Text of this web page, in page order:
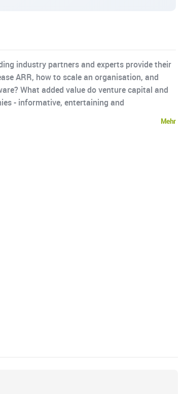
industry partners and experts provide their
ARR, how to scale an organisation, and
What added value do venture capital and
- informative, entertaining and
Mehr